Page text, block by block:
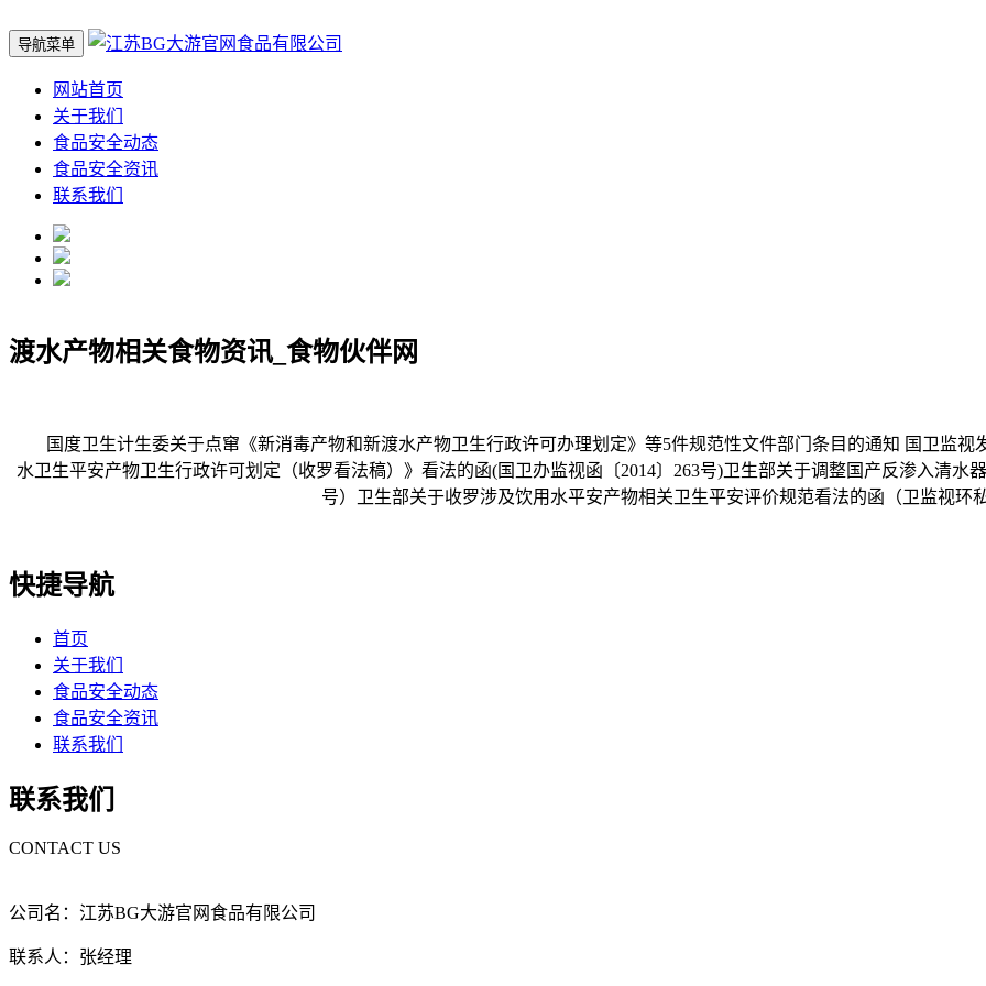
导航菜单
网站首页
关于我们
食品安全动态
食品安全资讯
联系我们
渡水产物相关食物资讯_食物伙伴网
国度卫生计生委关于点窜《新消毒产物和新渡水产物卫生行政许可办理划定》等5件规范性文件部门条目的通知 国卫监视
水卫生平安产物卫生行政许可划定（收罗看法稿）》看法的函(国卫办监视函〔2014〕263号)卫生部关于调整国产反渗入清水
号）卫生部关于收罗涉及饮用水平安产物相关卫生平安评价规范看法的函（卫监视环私
快捷导航
首页
关于我们
食品安全动态
食品安全资讯
联系我们
联系我们
CONTACT US
公司名：江苏BG大游官网食品有限公司
联系人：张经理